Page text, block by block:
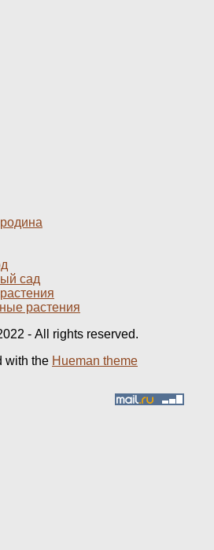
сад
растения
- All rights reserved.
with the Hueman theme